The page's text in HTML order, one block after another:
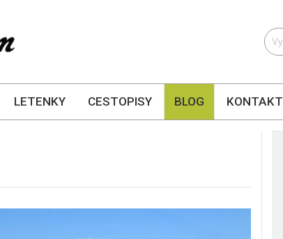
LETENKY CESTOPISY BLOG KONTAKT